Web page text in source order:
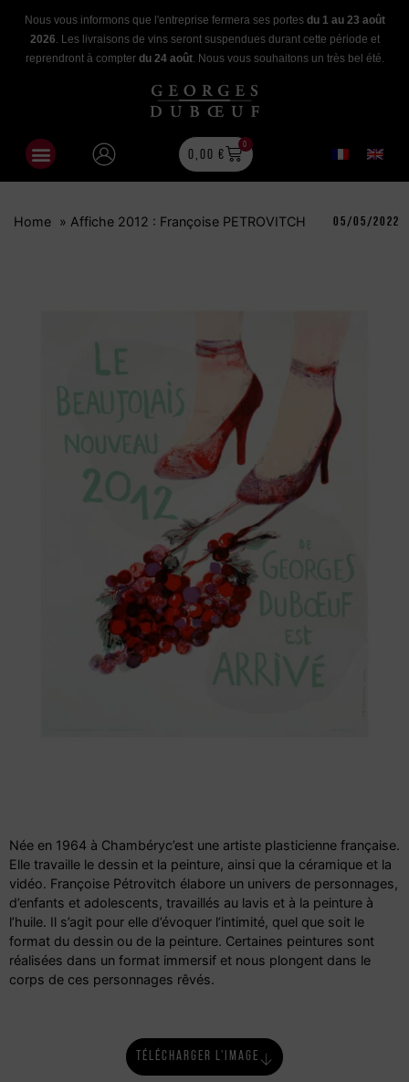
Nous vous informons que l'entreprise fermera ses portes du 1 au 23 août
2026. Les livraisons de vins seront suspendues durant cette période et
reprendront à compter du 24 août. Nous vous souhaitons un très bel été.
0,00€
0
Home » Affiche 2012 : Françoise PETROVITCH 05/05/2022
Née en 1964 à Chambéryc’est une artiste plasticienne française.
Elle travaille le dessin et la peinture, ainsi que la céramique et la
vidéo. Françoise Pétrovitch élabore un univers de personnages,
d’enfants et adolescents, travaillés au lavis et à la peinture à
l’huile. Il s’agit pour elle d’évoquer l’intimité, quel que soit le
format du dessin ou de la peinture. Certaines peintures sont
réalisées dans un format immersif et nous plongent dans le
corps de ces personnages rêvés.
TÉLÉCHARGER L'IMAGE